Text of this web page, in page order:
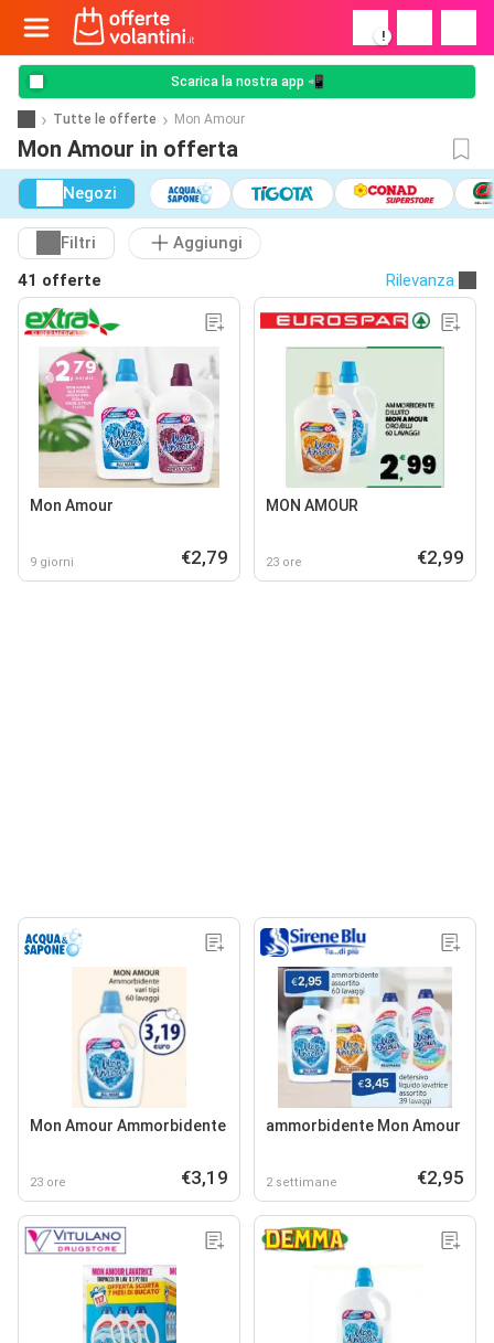
!
Scarica la nostra app 📲
Tutte le offerte Mon Amour
Mon Amour in offerta
Negozi
Filtri
Aggiungi
41 offerte
Rilevanza
Mon Amour
9 giorni €2,79
MON AMOUR
23 ore €2,99
Mon Amour Ammorbidente
23 ore €3,19
ammorbidente Mon Amour
2 settimane €2,95